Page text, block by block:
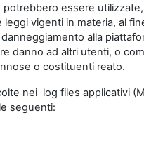
essere utilizzate,
vigenti in materia, al
alla
danno ad altri utenti, o
o costituenti reato.
nei log files applicativi
seguenti: